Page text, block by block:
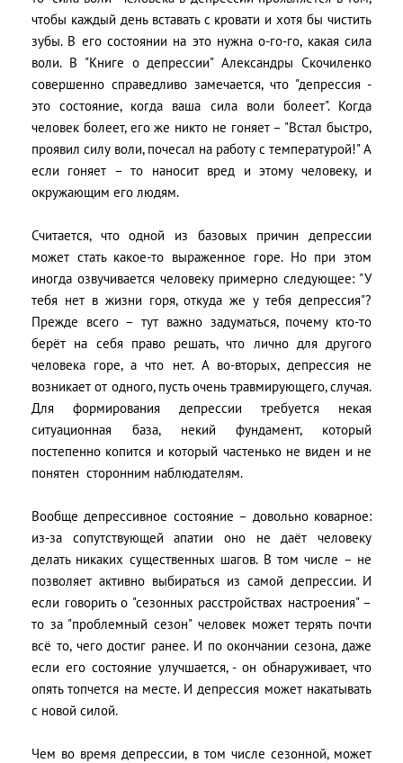
чтобы каждый день вставать с кровати и хотя бы чистить
зубы. В его состоянии на это нужна о-го-го, какая сила
воли. В "Книге о депрессии" Александры Скочиленко
совершенно справедливо замечается, что "депрессия -
это состояние, когда ваша сила воли болеет". Когда
человек болеет, его же никто не гоняет – "Встал быстро,
проявил силу воли, почесал на работу с температурой!" А
если гоняет – то наносит вред и этому человеку, и
окружающим его людям.
Считается, что одной из базовых причин депрессии
может стать какое-то выраженное горе. Но при этом
иногда озвучивается человеку примерно следующее: "У
тебя нет в жизни горя, откуда же у тебя депрессия"?
Прежде всего – тут важно задуматься, почему кто-то
берёт на себя право решать, что лично для другого
человека горе, а что нет. А во-вторых, депрессия не
возникает от одного, пусть очень травмирующего, случая.
Для формирования депрессии требуется некая
ситуационная база, некий фундамент, который
постепенно копится и который частенько не виден и не
понятен сторонним наблюдателям.
Вообще депрессивное состояние – довольно коварное:
из-за сопутствующей апатии оно не даёт человеку
делать никаких существенных шагов. В том числе – не
позволяет активно выбираться из самой депрессии. И
если говорить о "сезонных расстройствах настроения" –
то за "проблемный сезон" человек может терять почти
всё то, чего достиг ранее. И по окончании сезона, даже
если его состояние улучшается, - он обнаруживает, что
опять топчется на месте. И депрессия может накатывать
с новой силой.
Чем во время депрессии, в том числе сезонной, может